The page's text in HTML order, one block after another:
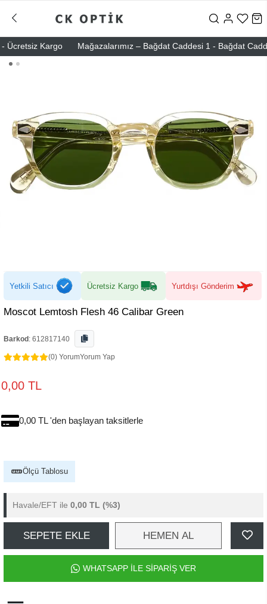
Kargo Mağazalarımız – Bağdat Caddesi 1 - Bağdat
Yetkili Satıcı Ücretsiz Kargo Yurtdışı Gönderim
Moscot Lemtosh Flesh 46 Calibar Green
Barkod : 612817140
(0) YorumYorum Yap
0,00 TL
0,00 TL 'den başlayan taksitlerle
Ölçü Tablosu
Havale/EFT ile 0,00 TL (%3)
SEPETE EKLE HEMEN AL
WHATSAPP İLE SİPARİŞ VER